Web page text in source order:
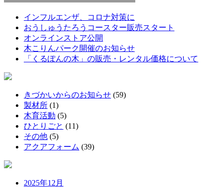
インフルエンザ、コロナ対策に
おうしゅうたろうコースター販売スタート
オンラインストア公開
木こりんパーク開催のお知らせ
「くるぽんの木」の販売・レンタル価格について
きづかいからのお知らせ (59)
製材所 (1)
木育活動 (5)
ひとりごと (11)
その他 (5)
アクアフォーム (39)
2025年12月